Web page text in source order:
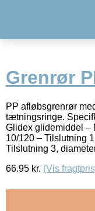
Grenrør
PP afløbsgrenrør
tætningsringe.
Glidex glidemiddel –
10/120 – Tilslutning
Tilslutning 3,
66.95 kr. (Vis